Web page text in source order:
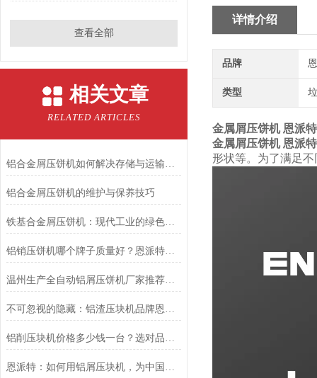
查看全部
相关文章
RELATED ARTICLES
铝合金屑压饼机如何解决存储与运输难题？
铝合金屑压饼机的维护与保养技巧
铁基合金屑压饼机：现代工业的绿色助手
铝销压饼机哪个牌子质量好？恩派特品牌深度解析与推荐
温州生产全自动铝屑压饼机厂家推荐：为什么恩派特成为更多工厂的选择？
不可忽视的隐藏：铝渣压块机品牌恩派特为何赢得行业口碑
铝削压块机价格多少钱一台？选对品牌，让金属废料变身“聚宝盆”
恩派特：如何用铝屑压块机，为中国制造业年省百亿？
详情介绍
品牌
类型
金属屑压饼机 恩派
金属屑压饼机 恩派
形状等。为了满足